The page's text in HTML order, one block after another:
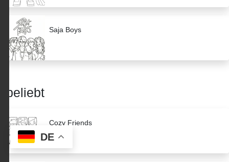
Saja Boys
beliebt
Cozy Friends
DE